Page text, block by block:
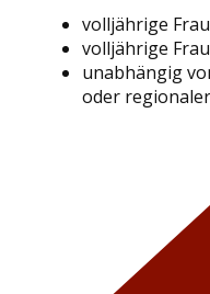
volljährige
volljährige
unabhängig
oder